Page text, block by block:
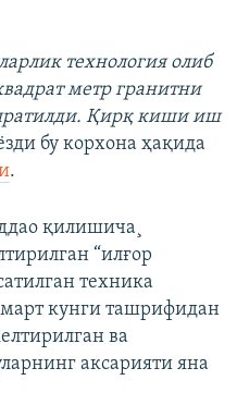
технология олиб
метр гранитни
Қирқ киши иш
бу корхона ҳақида
.
қилишича¸
“илғор
техника
март кунги ташрифидан
ва
аксарияти яна